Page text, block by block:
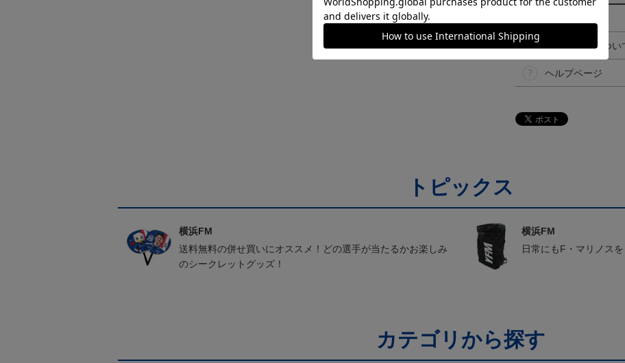
ギフト対応につい
ヘルプページ
トピックス
横浜FM
送料無料の併せ買いにオススメ！どの選手が当たるかお楽しみ
のシークレットグッズ！
横浜FM
日常にもF・マリノス
カテゴリから探す